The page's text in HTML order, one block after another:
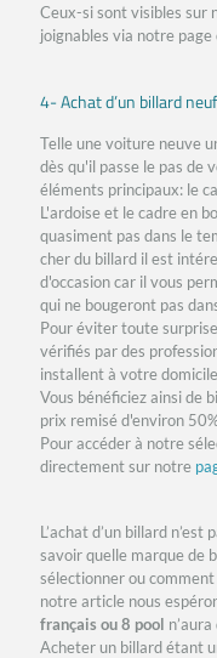
Ceux-si sont visibles sur
joignables via notre
4- Achat d’un billard
Telle une voiture neuve
dès qu'il passe le pas de
éléments principaux: le
L'ardoise et le cadre en
quasiment pas dans le
cher du billard il est
d'occasion car il vous
qui ne bougeront pas
Pour éviter toute
vérifiés par des
installent à votre
Vous bénéficiez ainsi de
prix remisé d'environ
Pour accéder à notre
directement sur notre
L’achat d’un billard
savoir quelle marque de
sélectionner ou
notre article nous
français ou 8 pool
Acheter un billard étant